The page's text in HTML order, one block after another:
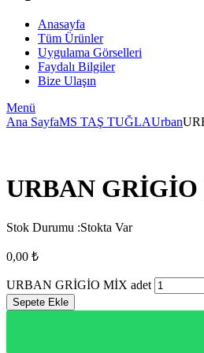
Anasayfa
Tüm Ürünler
Uygulama Görselleri
Faydalı Bilgiler
Bize Ulaşın
Menü
Ana SayfaMS TAŞ TUĞLAUrban
URBAN
Stok Durumu :Stokta Var
0,00 ₺
URBAN GRİGİO MİX adet
Sepete Ekle